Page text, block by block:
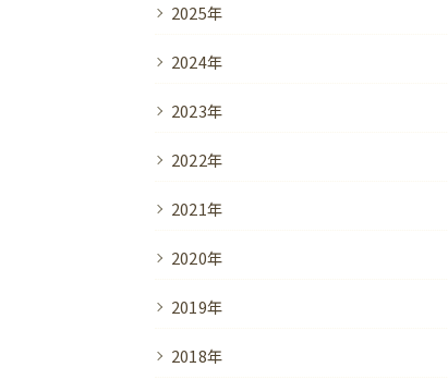
2025年
2024年
2023年
2022年
2021年
2020年
2019年
2018年